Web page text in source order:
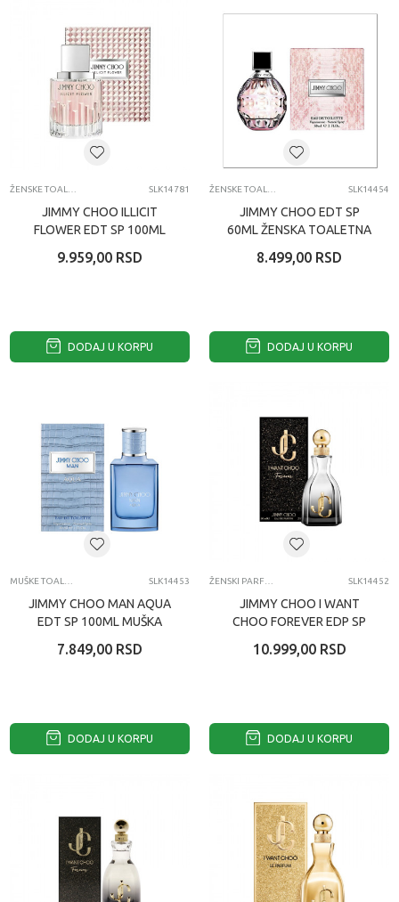
SLK14781
JIMMY CHOO ILLICIT
FLOWER EDT SP 100ML
VODA
9.959,00 RSD
DODAJ U KORPU
SLK14454
JIMMY CHOO EDT SP
60ML ŽENSKA TOALETNA
8.499,00 RSD
DODAJ U KORPU
SLK14453
JIMMY CHOO MAN AQUA
EDT SP 100ML MUŠKA
7.849,00 RSD
DODAJ U KORPU
SLK14452
JIMMY CHOO I WANT
CHOO FOREVER EDP SP
10.999,00 RSD
DODAJ U KORPU